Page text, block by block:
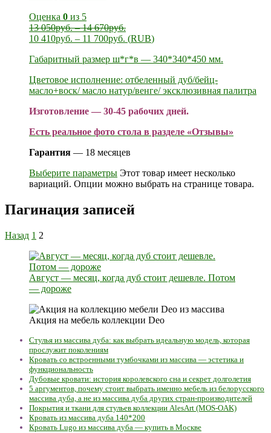
Оценка 0 из 5
13 050руб.–14 670руб.
10 410руб. – 11 700руб. (RUB)
Габаритный размер ш*г*в — 340*340*450 мм.
Цветовое исполнение: отбеленный дуб/бейц-
масло+воск/ масло натур/венге/ эксклюзивная палитра
Изготовление — 30-45 рабочих дней.
Есть реальное фото стола в разделе «Отзывы»
Гарантия — 18 месяцев
Выберите параметры Этот товар имеет несколько
вариаций. Опции можно выбрать на странице товара.
Пагинация записей
Назад 1 2
Август — месяц, когда дуб стоит дешевле. Потом
— дороже
Акция на мебель коллекции Deo
Стулья из массива дуба: как выбрать идеальную модель, которая
прослужит поколениям
Кровать со встроенными тумбочками из массива — эстетика и
функциональность
Дубовые кровати: история королевского сна и секрет долголетия
5 аргументов, почему стоит выбрать именно мебель из белорусского
массива дуба, а не из массива дуба других стран-производителей
Покрытия и ткани для стульев коллекции AlesArt (MOS-OAK)
Кровать из массива дуба 140*200
Кровать Lugo из массива дуба — купить в Москве